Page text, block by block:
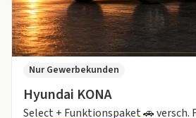
Hyundai KONA
Nur Gewerbekunden